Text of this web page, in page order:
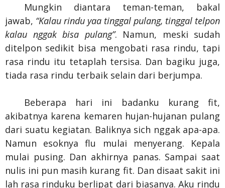
Mungkin diantara teman-teman, bakal
jawab, “Kalau rindu yaa tinggal pulang, tinggal telpon
kalau nggak bisa pulang”. Namun, meski sudah
ditelpon sedikit bisa mengobati rasa rindu, tapi
rasa rindu itu tetaplah tersisa. Dan bagiku juga,
tiada rasa rindu terbaik selain dari berjumpa.
Beberapa hari ini badanku kurang fit,
akibatnya karena kemaren hujan-hujanan pulang
dari suatu kegiatan. Baliknya sich nggak apa-apa.
Namun esoknya flu mulai menyerang. Kepala
mulai pusing. Dan akhirnya panas. Sampai saat
nulis ini pun masih kurang fit. Dan disaat sakit ini
lah rasa rinduku berlipat dari biasanya. Aku rindu